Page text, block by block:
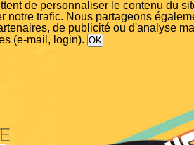
de personnaliser le contenu du
notre trafic. Nous partageons
de publicité ou d'analyse
(e-mail, login).